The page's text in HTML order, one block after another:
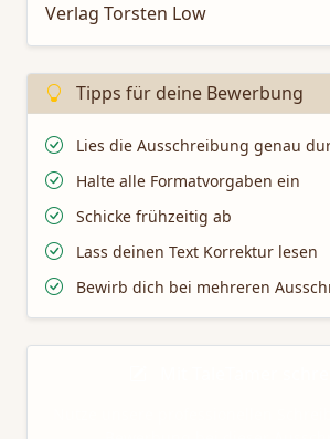
Verlag Torsten Low
Tipps für deine Bewerbung
Lies die Ausschreibung genau
Halte alle Formatvorgaben ein
Schicke frühzeitig ab
Lass deinen Text Korrektur lesen
Bewirb dich bei mehreren